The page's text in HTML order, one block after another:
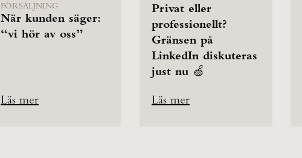
FÖRSÄLJNING
När kunden säger:
“vi hör av oss”
Läs mer
Privat eller
professionellt?
Gränsen på
LinkedIn diskuteras
just nu 🍏
Läs mer